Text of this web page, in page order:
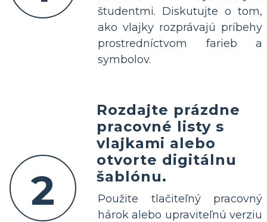
študentmi. Diskutujte o tom,
ako vlajky rozprávajú príbehy
prostredníctvom farieb a
symbolov.
2
Rozdajte prázdne
pracovné listy s
vlajkami alebo
otvorte digitálnu
šablónu.
Použite tlačiteľný pracovný
hárok alebo upraviteľnú verziu